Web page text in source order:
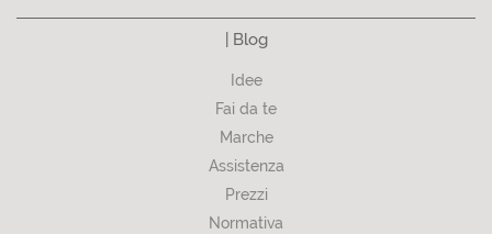
| Blog
Idee
Fai da te
Marche
Assistenza
Prezzi
Normativa